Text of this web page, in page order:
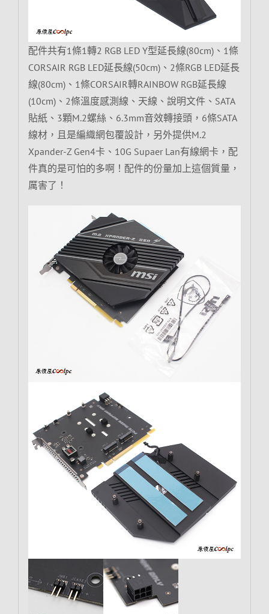
配件共有1條1轉2 RGB LED Y型延長線(80cm)、1條
CORSAIR RGB LED延長線(50cm)、2條RGB LED延長
線(80cm)、1條CORSAIR轉RAINBOW RGB延長線
(10cm)、2條溫度感測線、天線、說明文件、SATA
貼紙、3顆M.2螺絲、6.3mm音效轉接頭，6條SATA
線材，且是編織網包覆設計，另外提供M.2
Xpander-Z Gen4卡、10G Supaer Lan有線網卡，配
件真的是可怕的多啊！配件的份量加上這個質量，
厲害了！